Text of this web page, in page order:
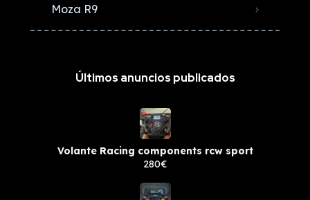
Moza R9
Últimos anuncios publicados
Volante Racing components rcw sport
280€